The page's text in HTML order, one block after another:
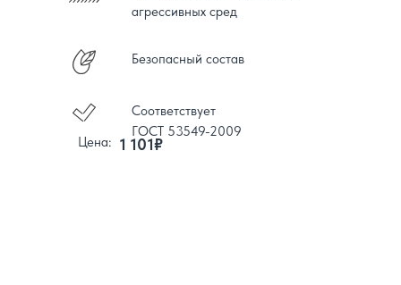
агрессивных сред
Безопасный состав
Соответствует
ГОСТ 53549-2009
Цена: 1 101₽